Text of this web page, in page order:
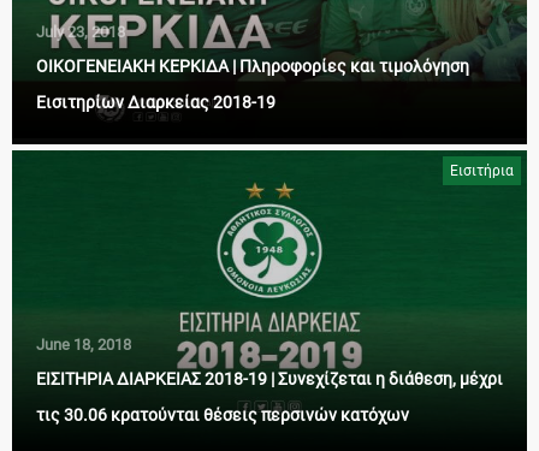
July 23, 2018
ΟΙΚΟΓΕΝΕΙΑΚΗ ΚΕΡΚΙΔΑ | Πληροφορίες και τιμολόγηση
Εισιτηρίων Διαρκείας 2018-19
Εισιτήρια
June 18, 2018
ΕΙΣΙΤΗΡΙΑ ΔΙΑΡΚΕΙΑΣ 2018-19 | Συνεχίζεται η διάθεση, μέχρι
τις 30.06 κρατούνται θέσεις περσινών κατόχων